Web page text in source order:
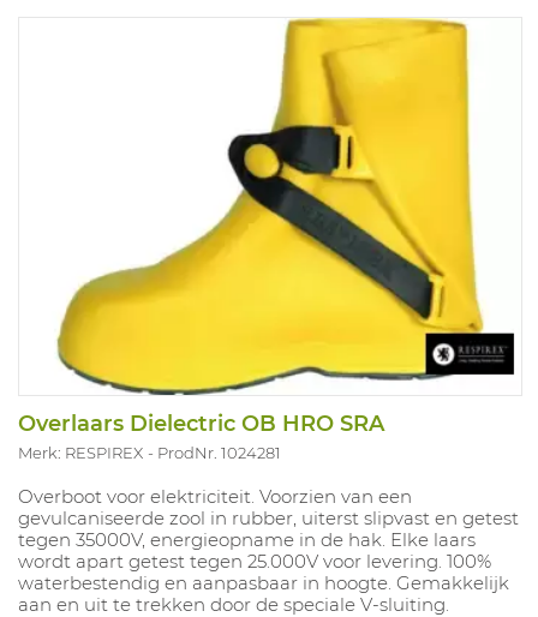
Overlaars Dielectric OB HRO SRA
Merk: RESPIREX ProdNr. 1024281
Overboot voor elektriciteit. Voorzien van een
gevulcaniseerde zool in rubber, uiterst slipvast en getest
tegen 35000V, energieopname in de hak. Elke laars
wordt apart getest tegen 25.000V voor levering. 100%
waterbestendig en aanpasbaar in hoogte. Gemakkelijk
aan en uit te trekken door de speciale V-sluiting.